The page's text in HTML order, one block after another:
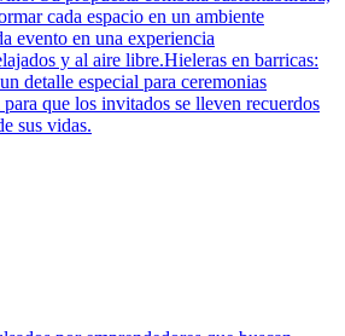
cada espacio en un ambiente
evento en una experiencia
y al aire libre.Hieleras en barricas:
detalle especial para ceremonias
que los invitados se lleven recuerdos
sus vidas.